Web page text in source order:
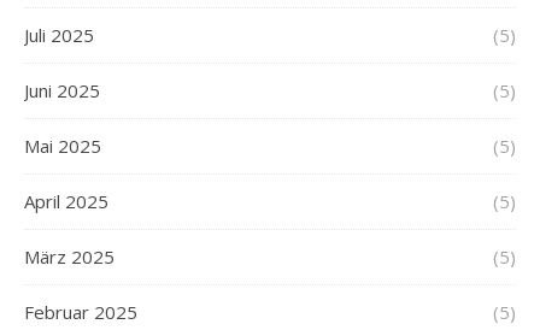
Juli 2025 (5)
Juni 2025 (5)
Mai 2025 (5)
April 2025 (5)
März 2025 (5)
Februar 2025 (5)